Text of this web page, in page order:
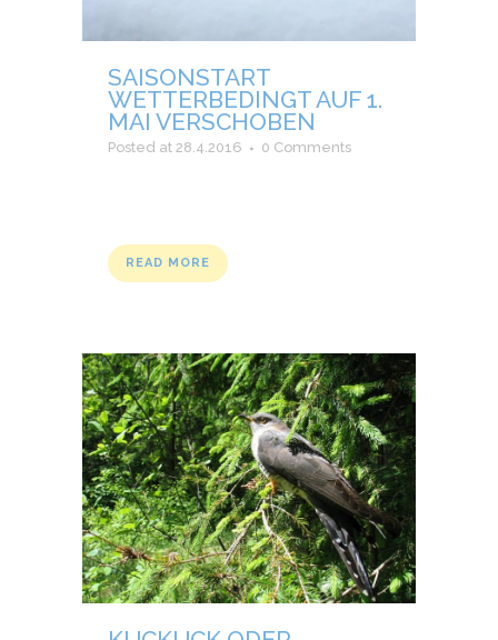
SAISONSTART
WETTERBEDINGT AUF 1.
MAI VERSCHOBEN
Posted at 28.4.2016 0 Comments
READ MORE